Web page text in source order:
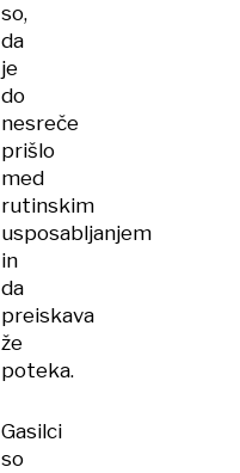
so,
da
je
do
nesreče
prišlo
med
rutinskim
usposabljanjem
in
da
preiskava
že
poteka.
Gasilci
so